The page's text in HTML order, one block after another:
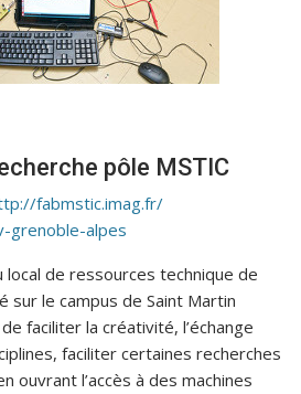
pôle MSTIC
fabmstic.imag.fr/
grenoble-alpes
local de ressources technique de
le campus de Saint Martin
faciliter la créativité, l’échange
faciliter certaines recherches
ouvrant l’accès à des machines